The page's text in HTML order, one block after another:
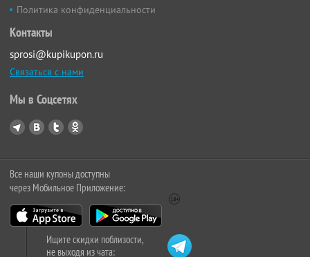
Политика конфиденциальности
Контакты
sprosi@kupikupon.ru
Связаться с нами
Мы в Соцсетях
Все наши купоны доступны
через Мобильное Приложение:
Ищите скидки поблизости,
не выходя из чата: